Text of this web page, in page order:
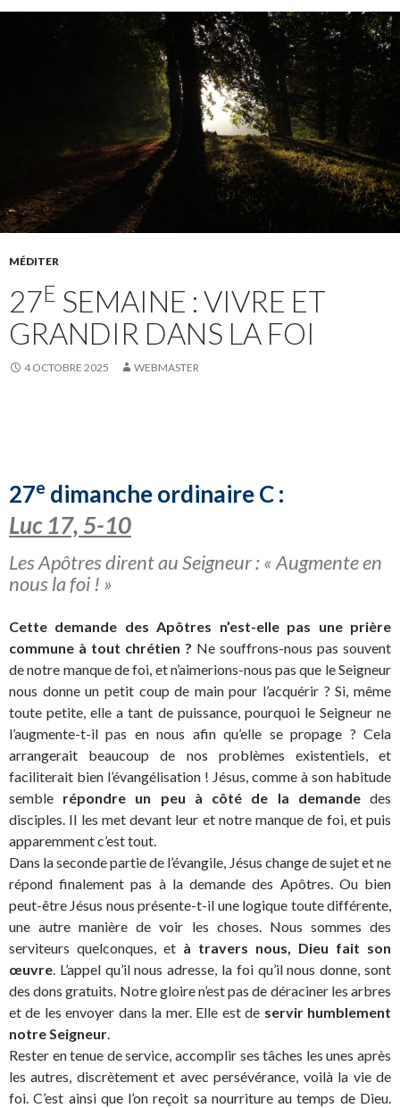
MÉDITER
27E SEMAINE : VIVRE ET
GRANDIR DANS LA FOI
4 OCTOBRE 2025 WEBMASTER
27e dimanche ordinaire C :
Luc 17, 5-10
Les Apôtres dirent au Seigneur : « Augmente en
nous la foi ! »
Cette demande des Apôtres n’est-elle pas une prière
commune à tout chrétien ? Ne souffrons-nous pas souvent
de notre manque de foi, et n’aimerions-nous pas que le Seigneur
nous donne un petit coup de main pour l’acquérir ? Si, même
toute petite, elle a tant de puissance, pourquoi le Seigneur ne
l’augmente-t-il pas en nous afin qu’elle se propage ? Cela
arrangerait beaucoup de nos problèmes existentiels, et
faciliterait bien l’évangélisation ! Jésus, comme à son habitude
semble répondre un peu à côté de la demandedes
disciples. Il les met devant leur et notre manque de foi, et puis
apparemment c’est tout.
Dans la seconde partie de l’évangile, Jésus change de sujet et ne
répond finalement pas à la demande des Apôtres. Ou bien
peut-être Jésus nous présente-t-il une logique toute différente,
une autre manière de voir les choses. Nous sommes des
serviteurs quelconques, et à travers nous, Dieu fait son
œuvre. L’appel qu’il nous adresse, la foi qu’il nous donne, sont
des dons gratuits. Notre gloire n’est pas de déraciner les arbres
et de les envoyer dans la mer. Elle est de servir humblement
notre Seigneur.
Rester en tenue de service, accomplir ses tâches les unes après
les autres, discrètement et avec persévérance, voilà la vie de
foi. C’est ainsi que l’on reçoit sa nourriture au temps de Dieu.